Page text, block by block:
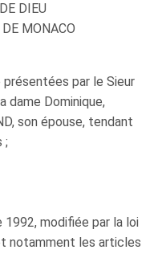
DIEU
MONACO
par le Sieur
dame Dominique,
son épouse, tendant
;
1992, modifiée par la loi
notamment les articles